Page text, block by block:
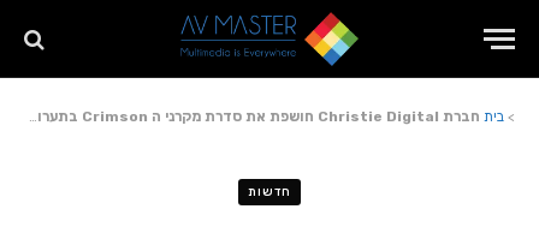
> בית חברת Christie Digital חושפת את סדרת מקרני ה Crimson בתערוכת MULTIMEDIA 2018
חדשות